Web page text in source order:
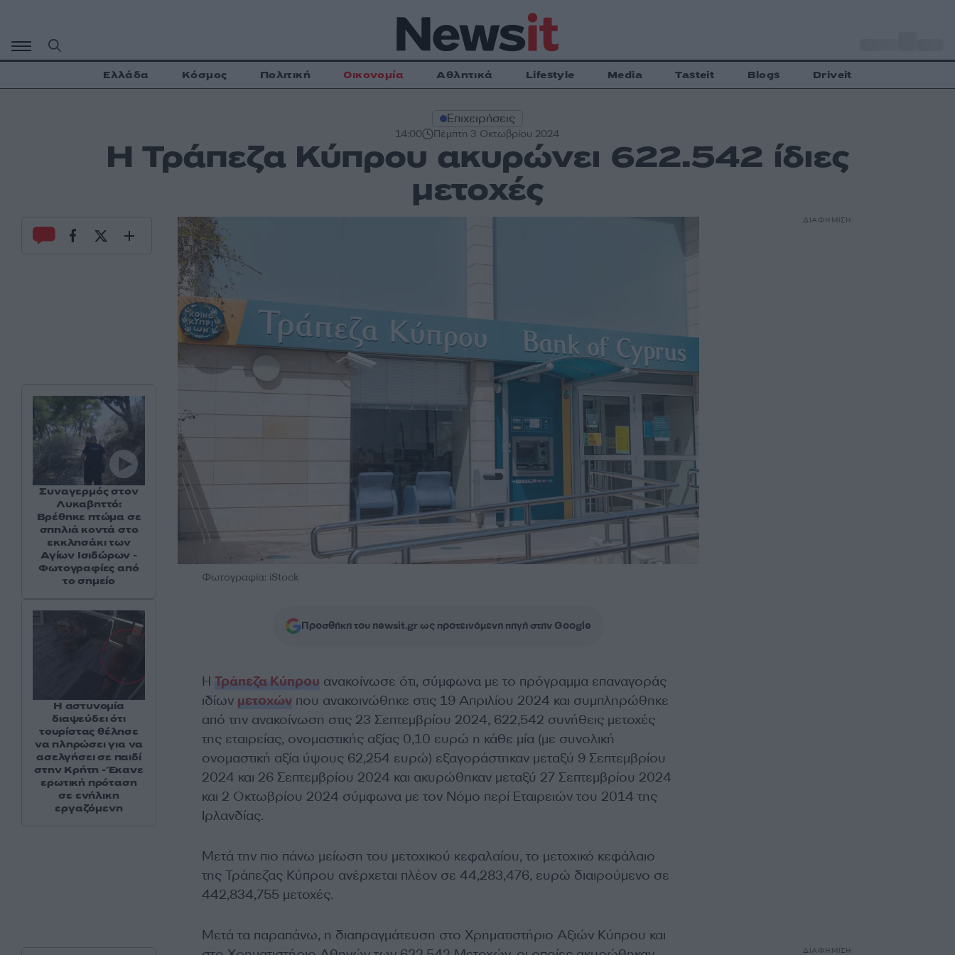
περιεχόμενο
Ελλάδα Κόσμος Πολιτική Οικονομία Αθλητικά Lifestyle Media Tasteit Blogs Driveit
Επιχειρήσεις
14:00 Πέμπτη 3 Οκτωβρίου 2024
Η Τράπεζα Κύπρου ακυρώνει 622.542 ίδιες
μετοχές
Φωτογραφία: iStock
Προσθήκη του newsit.gr ως προτεινόμενη πηγή στην Google
H Τράπεζα Κύπρου ανακοίνωσε ότι, σύμφωνα με το πρόγραμμα επαναγοράς
ιδίων μετοχώνπου ανακοινώθηκε στις 19 Απριλίου 2024 και συμπληρώθηκε
από την ανακοίνωση στις 23 Σεπτεμβρίου 2024, 622,542 συνήθεις μετοχές
της εταιρείας, ονομαστικής αξίας 0,10 ευρώ η κάθε μία (με συνολική
ονομαστική αξία ύψους 62,254 ευρώ) εξαγοράστηκαν μεταξύ 9 Σεπτεμβρίου
2024 και 26 Σεπτεμβρίου 2024 και ακυρώθηκαν μεταξύ 27 Σεπτεμβρίου 2024
και 2 Οκτωβρίου 2024 σύμφωνα με τον Νόμο περί Εταιρειών του 2014 της
Ιρλανδίας.
Μετά την πιο πάνω μείωση του μετοχικού κεφαλαίου, το μετοχικό κεφάλαιο
της Τράπεζας Κύπρου ανέρχεται πλέον σε 44,283,476, ευρώ διαιρούμενο σε
442,834,755 μετοχές.
Μετά τα παραπάνω, η διαπραγμάτευση στο Χρηματιστήριο Αξιών Κύπρου και
Συναγερμός στον
Λυκαβηττό:
Βρέθηκε πτώμα σε
σπηλιά κοντά στο
εκκλησάκι των
Αγίων Ισιδώρων -
Φωτογραφίες από
το σημείο
Η αστυνομία
διαψεύδει ότι
τουρίστας θέλησε
να πληρώσει για να
ασελγήσει σε παιδί
στην Κρήτη - Έκανε
ερωτική πρόταση
σε ενήλικη
εργαζόμενη
ΔΙΑΦΗΜΙΣΗ
ΔΙΑΦΗΜΙΣΗ